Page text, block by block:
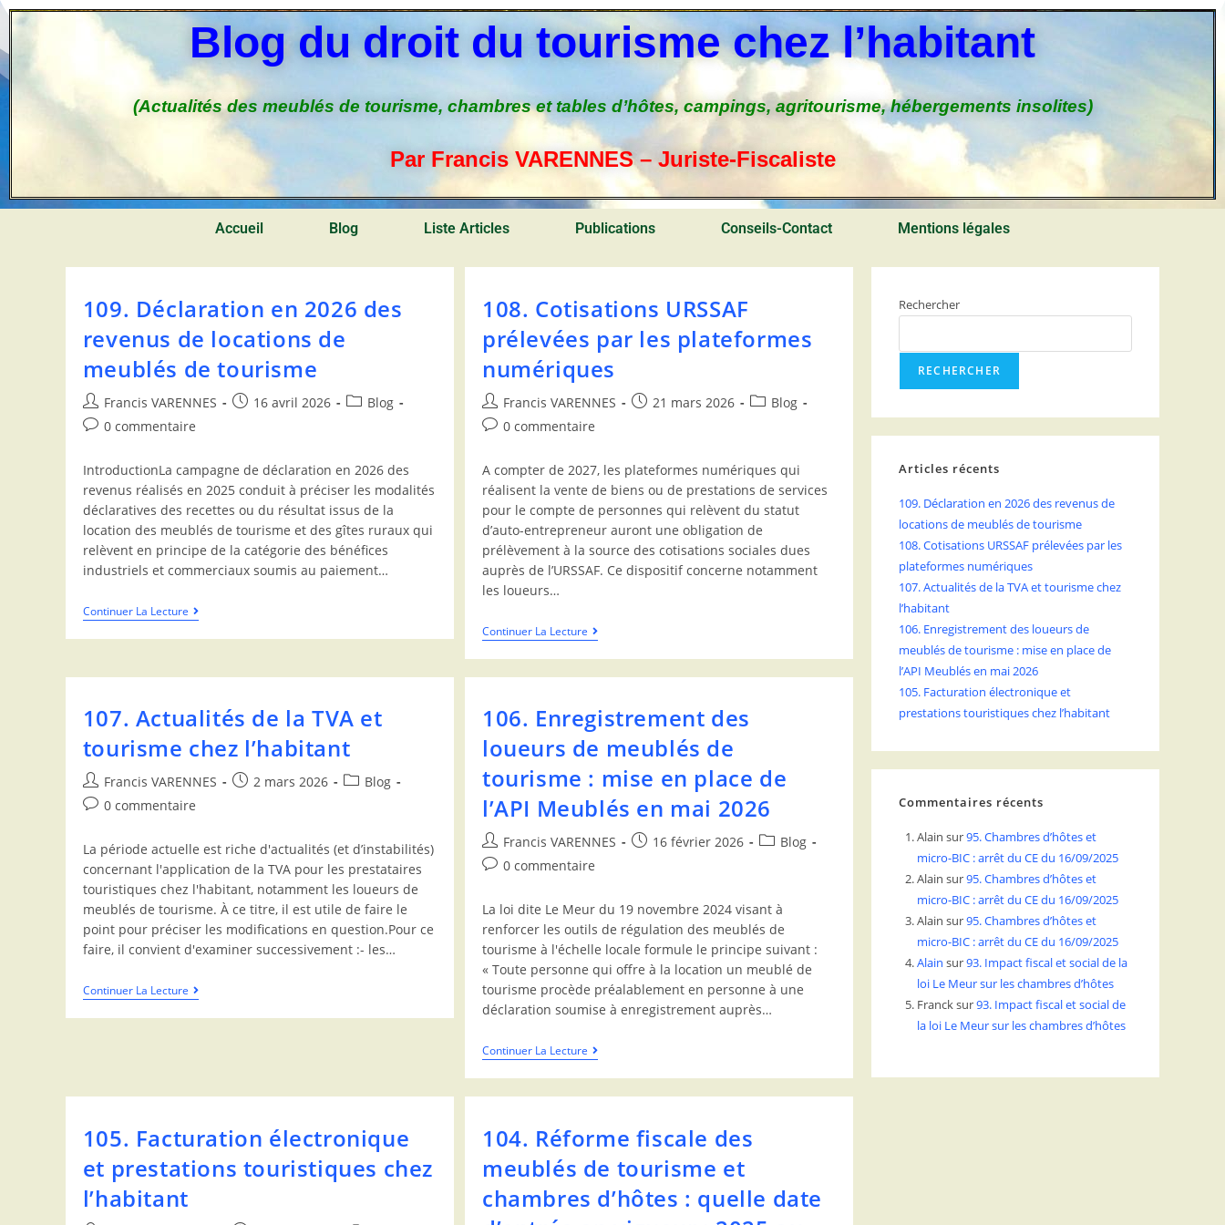
Blog du droit du tourisme chez l’habitant
(Actualités des meublés de tourisme, chambres et tables d’hôtes, campings, agritourisme, hébergements insolites)
Par Francis VARENNES – Juriste-Fiscaliste
Accueil Blog Liste Articles Publications Conseils-Contact Mentions légales
109. Déclaration en 2026 des
revenus de locations de
meublés de tourisme
Francis VARENNES 16 avril 2026
Blog
0 commentaire
IntroductionLa campagne de déclaration en 2026 des
revenus réalisés en 2025 conduit à préciser les modalités
déclaratives des recettes ou du résultat issus de la
location des meublés de tourisme et des gîtes ruraux qui
relèvent en principe de la catégorie des bénéfices
industriels et commerciaux soumis au paiement…
Continuer La Lecture
108. Cotisations URSSAF
prélevées par les plateformes
numériques
Francis VARENNES 21 mars 2026
Blog
0 commentaire
A compter de 2027, les plateformes numériques qui
réalisent la vente de biens ou de prestations de services
pour le compte de personnes qui relèvent du statut
d’auto-entrepreneur auront une obligation de
prélèvement à la source des cotisations sociales dues
auprès de l’URSSAF. Ce dispositif concerne notamment
les loueurs…
Continuer La Lecture
107. Actualités de la TVA et
tourisme chez l’habitant
Francis VARENNES 2 mars 2026
Blog
0 commentaire
La période actuelle est riche d'actualités (et d’instabilités)
concernant l'application de la TVA pour les prestataires
touristiques chez l'habitant, notamment les loueurs de
meublés de tourisme. À ce titre, il est utile de faire le
point pour préciser les modifications en question.Pour ce
faire, il convient d'examiner successivement :- les…
Continuer La Lecture
106. Enregistrement des
loueurs de meublés de
tourisme : mise en place de
l’API Meublés en mai 2026
Francis VARENNES 16 février 2026
Blog
0 commentaire
La loi dite Le Meur du 19 novembre 2024 visant à
renforcer les outils de régulation des meublés de
tourisme à l'échelle locale formule le principe suivant :
« Toute personne qui offre à la location un meublé de
tourisme procède préalablement en personne à une
déclaration soumise à enregistrement auprès…
Continuer La Lecture
105. Facturation électronique
et prestations touristiques chez
l’habitant
104. Réforme fiscale des
meublés de tourisme et
chambres d’hôtes : quelle date
Rechercher
RECHERCHER
Articles récents
109. Déclaration en 2026 des revenus de
locations de meublés de tourisme
108. Cotisations URSSAF prélevées par les
plateformes numériques
107. Actualités de la TVA et tourisme chez
l’habitant
106. Enregistrement des loueurs de
meublés de tourisme : mise en place de
l’API Meublés en mai 2026
105. Facturation électronique et
prestations touristiques chez l’habitant
Commentaires récents
Alain sur95. Chambres d’hôtes et
micro-BIC : arrêt du CE du 16/09/2025
Alain sur95. Chambres d’hôtes et
micro-BIC : arrêt du CE du 16/09/2025
Alain sur95. Chambres d’hôtes et
micro-BIC : arrêt du CE du 16/09/2025
Alain sur93. Impact fiscal et social de la
loi Le Meur sur les chambres d’hôtes
Francksur93. Impact fiscal et social de
la loi Le Meur sur les chambres d’hôtes